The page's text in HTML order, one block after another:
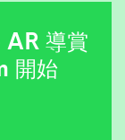
導賞
開始